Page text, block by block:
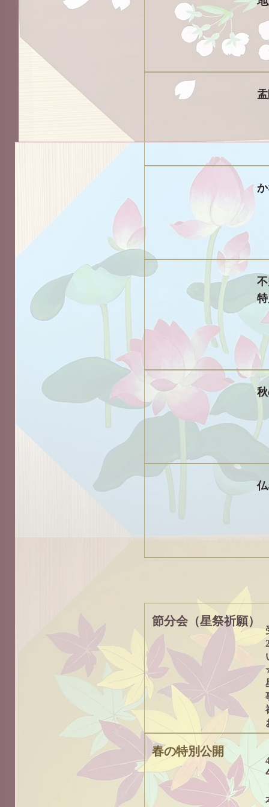
節分会（星祭祈願）
春の特別公開